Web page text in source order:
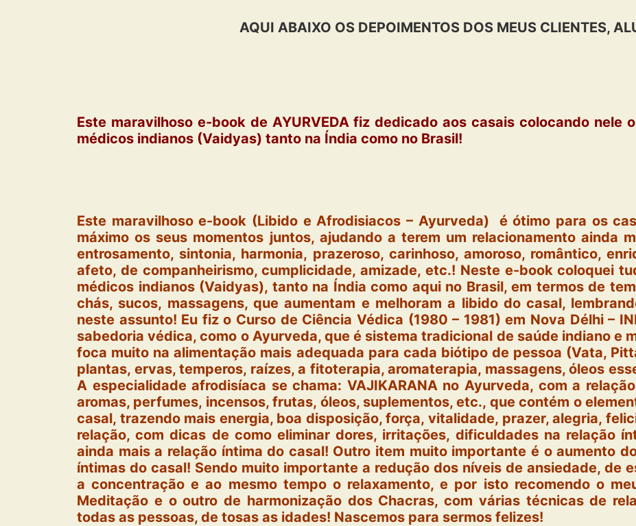
AQUI ABAIXO OS DEPOIMENTOS DOS MEUS CLIENTES,
Este maravilhoso e-book de AYURVEDA fiz dedicado aos casais colocando nele
médicos indianos (Vaidyas) tanto na Índia como no Brasil!
Este maravilhoso e-book (Libido e Afrodisiacos – Ayurveda) é ótimo para os
máximo os seus momentos juntos, ajudando a terem um relacionamento ainda
entrosamento, sintonia, harmonia, prazeroso, carinhoso, amoroso, romântico,
afeto, de companheirismo, cumplicidade, amizade, etc.! Neste e-book coloquei
médicos indianos (Vaidyas), tanto na Índia como aqui no Brasil, em termos de
chás, sucos, massagens, que aumentam e melhoram a libido do casal,
neste assunto! Eu fiz o Curso de Ciência Védica (1980 – 1981) em Nova Délhi –
sabedoria védica, como o Ayurveda, que é sistema tradicional de saúde indiano e
foca muito na alimentação mais adequada para cada biótipo de pessoa (Vata,
plantas, ervas, temperos, raízes, a fitoterapia, aromaterapia, massagens, óleos
A especialidade afrodisíaca se chama: VAJIKARANA no Ayurveda, com a
aromas, perfumes, incensos, frutas, óleos, suplementos, etc., que contém o
casal, trazendo mais energia, boa disposição, força, vitalidade, prazer, alegria,
relação, com dicas de como eliminar dores, irritações, dificuldades na relação
ainda mais a relação íntima do casal! Outro item muito importante é o aumento
íntimas do casal! Sendo muito importante a redução dos níveis de ansiedade, de
a concentração e ao mesmo tempo o relaxamento, e por isto recomendo o
Meditação e o outro de harmonização dos Chacras, com várias técnicas de
todas as pessoas, de tosas as idades! Nascemos para sermos felizes!